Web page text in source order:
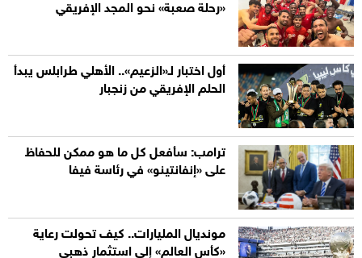
«رحلة صعبة» نحو المجد الإفريقي
أول اختبار لـ«الزعيم».. الأهلي طرابلس يبدأ
الحلم الإفريقي من زنجبار
ترامب: سأفعل كل ما هو ممكن للحفاظ
على «إنفانتينو» في رئاسة فيفا
مونديال المليارات.. كيف تحولت رعاية
«كأس العالم» إلى استثمار ذهبي